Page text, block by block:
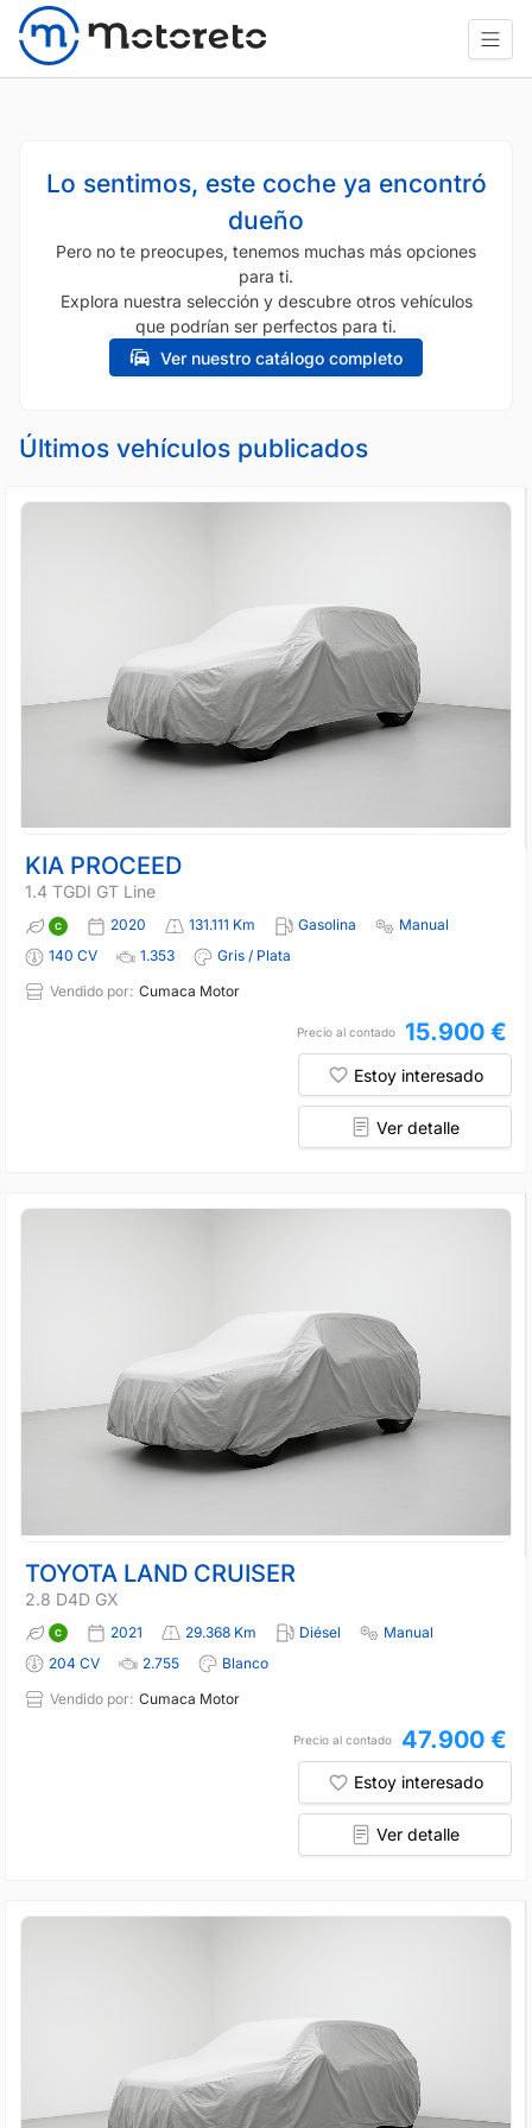
Lo sentimos, este coche ya encontró
dueño
Pero no te preocupes, tenemos muchas más opciones
para ti.
Explora nuestra selección y descubre otros vehículos
que podrían ser perfectos para ti.
Ver nuestro catálogo completo
Últimos vehículos publicados
KIA PROCEED
1.4 TGDI GT Line
2020 131.111 Km Gasolina
Manual
140 CV
1.353
Gris / Plata
Vendido por: Cumaca Motor
Precio al contado 15.900 €
Estoy interesado
Ver detalle
TOYOTA LAND CRUISER
2.8 D4D GX
2021 29.368 Km Diésel
Manual
204 CV
2.755
Blanco
Vendido por: Cumaca Motor
Precio al contado 47.900 €
Estoy interesado
Ver detalle